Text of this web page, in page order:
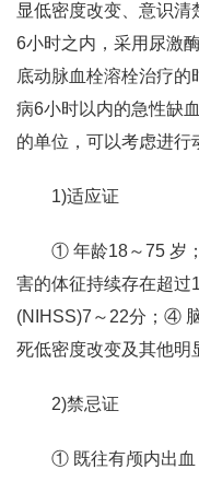
显低密度改变、意识
6小时之内，采用尿激
底动脉血栓溶栓治疗
病6小时以内的急性缺
的单位，可以考虑进行
1)适应证
① 年龄18～75 岁
害的体征持续存在超过
(NIHSS)7～22分；④
死低密度改变及其他明
2)禁忌证
① 既往有颅内出血